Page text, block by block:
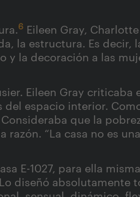
6 Eileen Gray,
la estructura. Es decir,
la decoración a las
Eileen Gray criticaba
espacio interior.
que la
“La casa no es
E-1027, para ella
diseñó absolutamente